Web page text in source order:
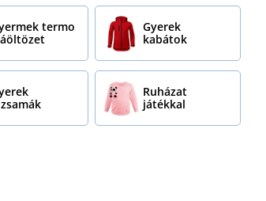
termo
Gyerek
kabátok
Ruházat
játékkal